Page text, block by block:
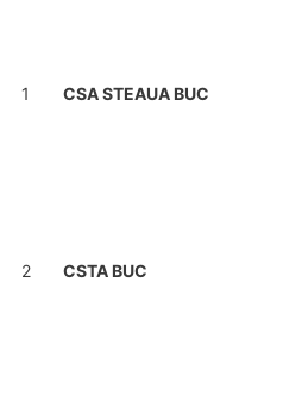
1 CSA STEAUA BUC
2 CSTA BUC